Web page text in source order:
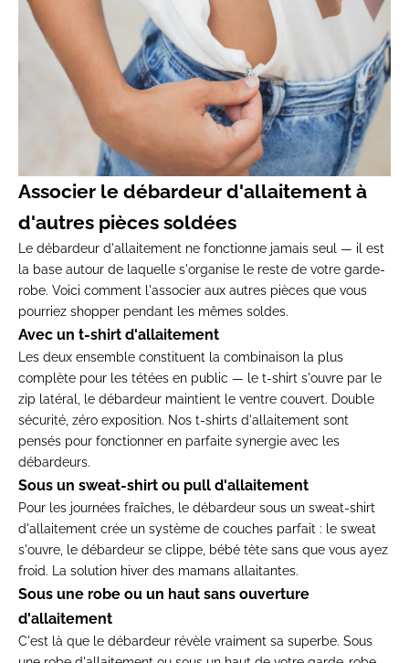
Associer le débardeur d'allaitement à
d'autres pièces soldées
Le débardeur d'allaitement ne fonctionne jamais seul — il est
la base autour de laquelle s'organise le reste de votre garde-
robe. Voici comment l'associer aux autres pièces que vous
pourriez shopper pendant les mêmes soldes.
Avec un t-shirt d'allaitement
Les deux ensemble constituent la combinaison la plus
complète pour les tétées en public — le t-shirt s'ouvre par le
zip latéral, le débardeur maintient le ventre couvert. Double
sécurité, zéro exposition. Nos t-shirts d'allaitement sont
pensés pour fonctionner en parfaite synergie avec les
débardeurs.
Sous un sweat-shirt ou pull d'allaitement
Pour les journées fraîches, le débardeur sous un sweat-shirt
d'allaitement crée un système de couches parfait : le sweat
s'ouvre, le débardeur se clippe, bébé tète sans que vous ayez
froid. La solution hiver des mamans allaitantes.
Sous une robe ou un haut sans ouverture
d'allaitement
C'est là que le débardeur révèle vraiment sa superbe. Sous